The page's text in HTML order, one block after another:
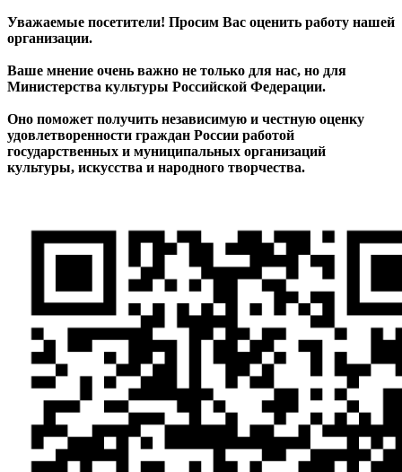
Уважаемые посетители! Просим Вас оценить работу нашей
организации.
Ваше мнение очень важно не только для нас, но для
Министерства культуры Российской Федерации.
Оно поможет получить независимую и честную оценку
удовлетворенности граждан России работой
государственных и муниципальных организаций
культуры, искусства и народного творчества.